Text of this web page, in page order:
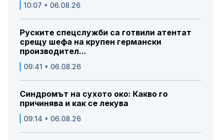
10:07 • 06.08.26
Руските спецслужби са готвили атентат
срещу шефа на крупен германски
производител...
09:41 • 06.08.26
Синдромът на сухото око: Какво го
причинява и как се лекува
09:14 • 06.08.26